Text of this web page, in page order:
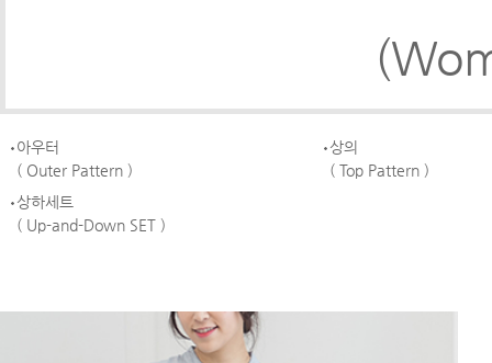
아우터
( Outer Pattern )
상의
( Top Pattern )
상하세트
( Up-and-Down SET )